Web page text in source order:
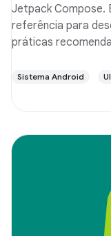
Jetpack Compose.
referência para
práticas
Sistema Android UI